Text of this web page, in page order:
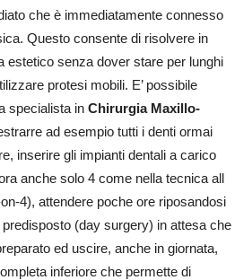
che è immediatamente connesso
Questo consente di risolvere in
estetico senza dover stare per lunghi
protesi mobili. E’ possibile
specialista in Chirurgia Maxillo-
ad esempio tutti i denti ormai
inserire gli impianti dentali a carico
anche solo 4 come nella tecnica all
4), attendere poche ore riposandosi
(day surgery) in attesa che
ed uscire, anche in giornata,
inferiore che permette di